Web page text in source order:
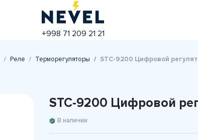
+998 71 209 21 21
Реле Терморегуляторы STC-9200 Цифровой
STC-9200 Цифровой
В наличии